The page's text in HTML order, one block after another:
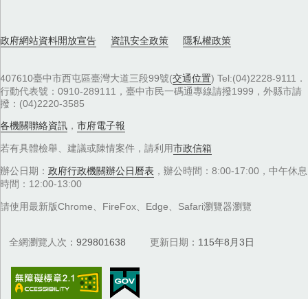
政府網站資料開放宣告 資訊安全政策 隱私權政策
407610臺中市西屯區臺灣大道三段99號(交通位置) Tel:(04)2228-9111．
行動代表號：0910-289111，臺中市民一碼通專線請撥1999，外縣市請
撥：(04)2220-3585
各機關聯絡資訊 ， 市府電子報
若有具體檢舉、建議或陳情案件，請利用市政信箱
辦公日期： 政府行政機關辦公日曆表 ，辦公時間：8:00-17:00，中午休息
時間：12:00-13:00
請使用最新版Chrome、FireFox、Edge、Safari瀏覽器瀏覽
全網瀏覽人次 929801638 更新日期 115年8月3日